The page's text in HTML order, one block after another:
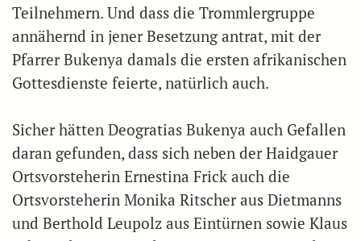
Teilnehmern. Und dass die Trommlergruppe
annähernd in jener Besetzung antrat, mit der
Pfarrer Bukenya damals die ersten afrikanischen
Gottesdienste feierte, natürlich auch.
Sicher hätten Deogratias Bukenya auch Gefallen
daran gefunden, dass sich neben der Haidgauer
Ortsvorsteherin Ernestina Frick auch die
Ortsvorsteherin Monika Ritscher aus Dietmanns
und Berthold Leupolz aus Eintürnen sowie Klaus